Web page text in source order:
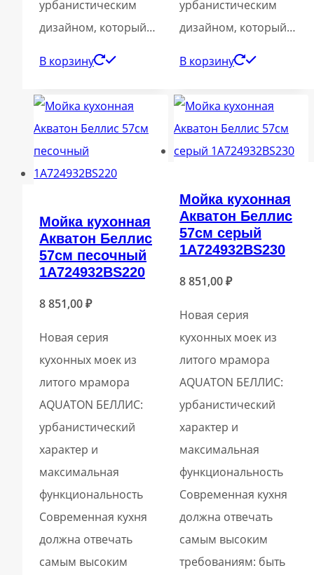
урбанистическим
дизайном, который…
В корзину
урбанистическим
дизайном, который…
В корзину
Мойка кухонная
Акватон Беллис
57см песочный
1A724932BS220
8 851,00₽
Новая серия
кухонных моек из
литого мрамора
AQUATON БЕЛЛИС:
урбанистический
характер и
максимальная
функциональность
Современная кухня
должна отвечать
самым высоким
Мойка кухонная
Акватон Беллис
57см серый
1A724932BS230
8 851,00₽
Новая серия
кухонных моек из
литого мрамора
AQUATON БЕЛЛИС:
урбанистический
характер и
максимальная
функциональность
Современная кухня
должна отвечать
самым высоким
требованиям: быть